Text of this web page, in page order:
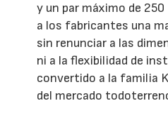
y un par máximo de
a los fabricantes una
sin renunciar a las
ni a la flexibilidad de
convertido a la familia
del mercado